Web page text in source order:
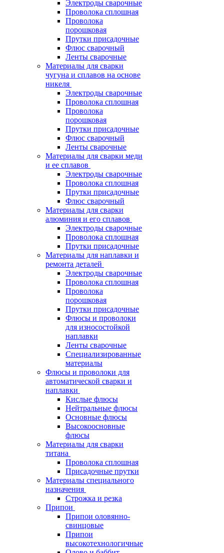
Электроды сварочные
Проволока сплошная
Проволока
порошковая
Прутки присадочные
Флюс сварочный
Ленты сварочные
Материалы для сварки
чугуна и сплавов на основе
никеля
Электроды сварочные
Проволока сплошная
Проволока
порошковая
Прутки присадочные
Флюс сварочный
Ленты сварочные
Материалы для сварки меди
и ее сплавов
Электроды сварочные
Проволока сплошная
Прутки присадочные
Флюс сварочный
Материалы для сварки
алюминия и его сплавов
Электроды сварочные
Проволока сплошная
Прутки присадочные
Материалы для наплавки и
ремонта деталей
Электроды сварочные
Проволока сплошная
Проволока
порошковая
Прутки присадочные
Флюсы и проволоки
для износостойкой
наплавки
Ленты сварочные
Специализированные
материалы
Флюсы и проволоки для
автоматической сварки и
наплавки
Кислые флюсы
Нейтральные флюсы
Основные флюсы
Высокоосновные
флюсы
Материалы для сварки
титана
Проволока сплошная
Присадочные прутки
Материалы специального
назначения
Строжка и резка
Припои
Припои оловянно-
свинцовые
Припои
высокотехнологичные